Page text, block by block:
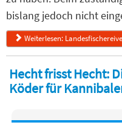
bislang jedoch nicht
Weiterlesen:
Hecht frisst Hecht:
Köder für